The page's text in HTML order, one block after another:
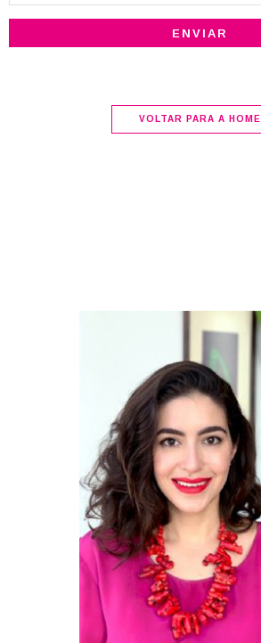
VOLTAR PARA A HOME